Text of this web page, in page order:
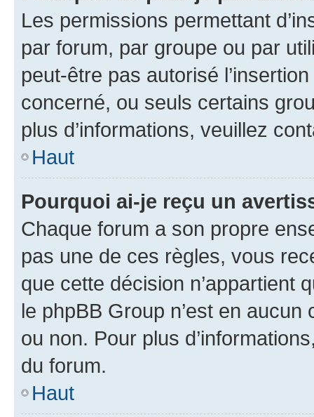
Les permissions permettant
par forum, par groupe ou par
peut-être pas autorisé
concerné, ou seuls certains
plus d’informations, veuillez
Haut
Pourquoi ai-je reçu un
Chaque forum a son propre
pas une de ces règles, vous
que cette décision n’appartient
le phpBB Group n’est en
ou non. Pour plus
du forum.
Haut